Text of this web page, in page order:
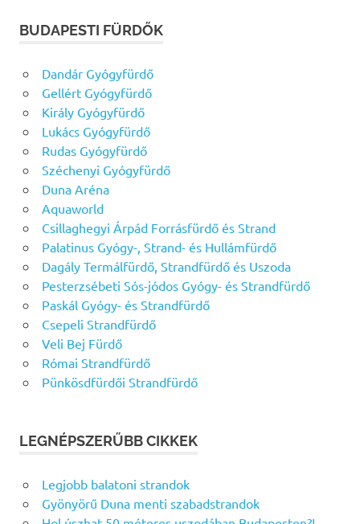
BUDAPESTI FÜRDŐK
Dandár Gyógyfürdő
Gellért Gyógyfürdő
Király Gyógyfürdő
Lukács Gyógyfürdő
Rudas Gyógyfürdő
Széchenyi Gyógyfürdő
Duna Aréna
Aquaworld
Csillaghegyi Árpád Forrásfürdő és Strand
Palatinus Gyógy-, Strand- és Hullámfürdő
Dagály Termálfürdő, Strandfürdő és Uszoda
Pesterzsébeti Sós-jódos Gyógy- és Strandfürdő
Paskál Gyógy- és Strandfürdő
Csepeli Strandfürdő
Veli Bej Fürdő
Római Strandfürdő
Pünkösdfürdői Strandfürdő
LEGNÉPSZERŰBB CIKKEK
Legjobb balatoni strandok
Gyönyörű Duna menti szabadstrandok